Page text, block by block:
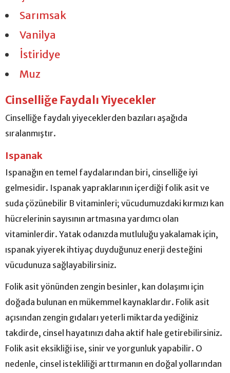
Sarımsak
Vanilya
İstiridye
Muz
Cinselliğe Faydalı Yiyecekler
Cinselliğe faydalı yiyeceklerden bazıları aşağıda
sıralanmıştır.
Ispanak
Ispanağın en temel faydalarından biri, cinselliğe iyi
gelmesidir. Ispanak yapraklarının içerdiği folik asit ve
suda çözünebilir B vitaminleri; vücudumuzdaki kırmızı kan
hücrelerinin sayısının artmasına yardımcı olan
vitaminlerdir. Yatak odanızda mutluluğu yakalamak için,
ıspanak yiyerek ihtiyaç duyduğunuz enerji desteğini
vücudunuza sağlayabilirsiniz.
Folik asit yönünden zengin besinler, kan dolaşımı için
doğada bulunan en mükemmel kaynaklardır. Folik asit
açısından zengin gıdaları yeterli miktarda yediğiniz
takdirde, cinsel hayatınızı daha aktif hale getirebilirsiniz.
Folik asit eksikliği ise, sinir ve yorgunluk yapabilir. O
nedenle, cinsel istekliliği arttırmanın en doğal yollarından